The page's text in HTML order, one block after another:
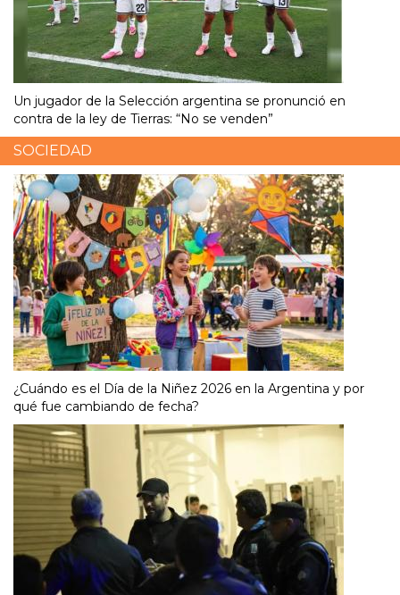
Un jugador de la Selección argentina se pronunció en
contra de la ley de Tierras: “No se venden”
SOCIEDAD
¿Cuándo es el Día de la Niñez 2026 en la Argentina y por
qué fue cambiando de fecha?